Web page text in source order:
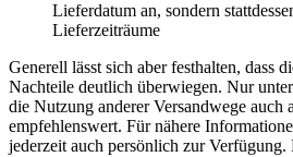
Lieferdatum an, sondern
Lieferzeiträume
Generell lässt sich aber festhalten, dass
Nachteile deutlich überwiegen. Nur
die Nutzung anderer Versandwege auch
empfehlenswert. Für nähere
jederzeit auch persönlich zur Verfügung.